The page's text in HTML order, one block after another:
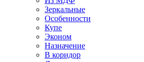
Зеркальные
Особенности
Купе
Эконом
Назначение
В коридор